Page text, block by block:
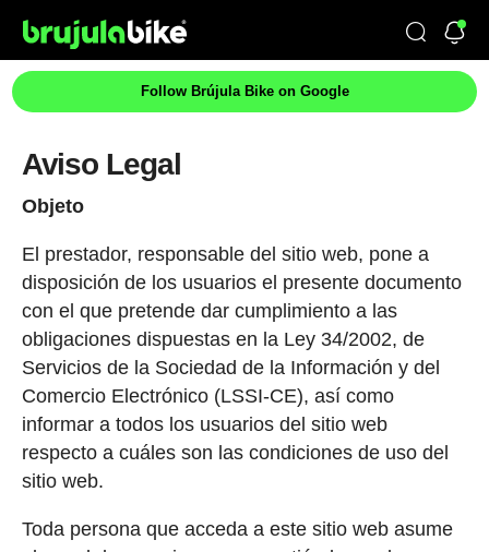
Follow Brújula Bike on Google
Aviso Legal
Objeto
El prestador, responsable del sitio web, pone a
disposición de los usuarios el presente documento
con el que pretende dar cumplimiento a las
obligaciones dispuestas en la Ley 34/2002, de
Servicios de la Sociedad de la Información y del
Comercio Electrónico (LSSI-CE), así como
informar a todos los usuarios del sitio web
respecto a cuáles son las condiciones de uso del
sitio web.
Toda persona que acceda a este sitio web asume